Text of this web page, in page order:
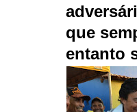
que
entanto